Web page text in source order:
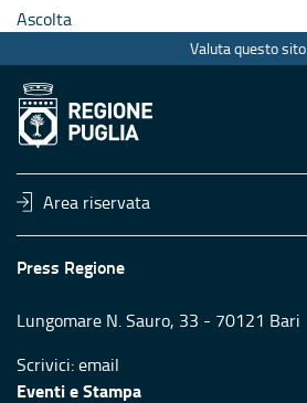
Ascolta
Valuta questo sito
Area riservata
Press Regione
Lungomare N. Sauro, 33 - 70121 Bari
Scrivici:email
Eventi e Stampa